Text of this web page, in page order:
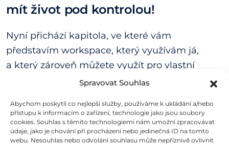
Spravovat Souhlas
Abychom poskytli co nejlepší služby, používáme k ukládání a/nebo
přístupu k informacím o zařízení, technologie jako jsou soubory
cookies. Souhlas s těmito technologiemi nám umožní zpracovávat
údaje, jako je chování při procházení nebo jedinečná ID na tomto
webu. Nesouhlas nebo odvolání souhlasu může nepříznivě ovlivnit
mít život pod kontrolou!
Nyní přichází kapitola, ve které vám
představím workspace, který využívám já,
a který zároveň můžete využít pro vlastní
potřebu i vy. Chci zmínit, že se nejedná o čistě
převzal odThomase Franka, který o Notion
a dalších, točí skvělá videa na YouTube. Pokud
se zajímáte o produktivitu, rozhodně